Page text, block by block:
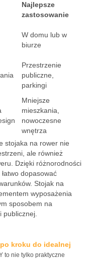
Najlepsze
zastosowanie
W domu lub w
biurze
Przestrzenie
publiczne,
parkingi
Mniejsze
mieszkania,
nowoczesne
wnętrza
stojaka na rower nie
ale również
Dzięki różnorodności
dopasować
Stojak na
wyposażenia
sposobem na
kroku do idealnej
to nie tylko praktyczne